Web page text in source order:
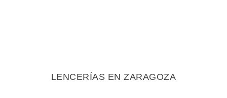
LENCERÍAS EN ZARAGOZA